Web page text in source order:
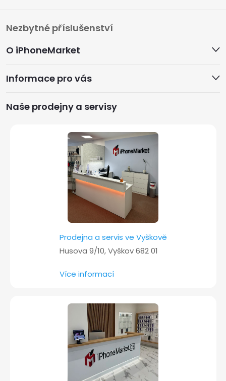
Z
á
p
a
O iPhoneMarket
Informace pro vás
Naše prodejny a servisy
Prodejna a servis ve Vyškově
Husova 9/10, Vyškov 682 01
Více informací
Nezbytné příslušenství